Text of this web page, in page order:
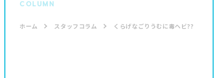
COLUMN
ホーム スタッフコラム くらげなごりうむに毒ヘビ??